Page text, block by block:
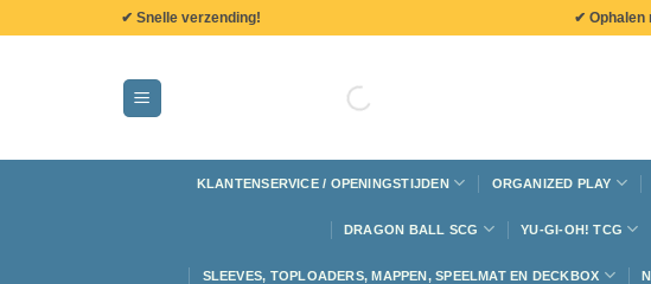
✔ Snelle verzending! ✔ Ophalen
KLANTENSERVICE / OPENINGSTIJDEN ORGANIZED PLAY
DRAGON BALL SCG YU-GI-OH! TCG
SLEEVES, TOPLOADERS, MAPPEN, SPEELMAT EN DECKBOX